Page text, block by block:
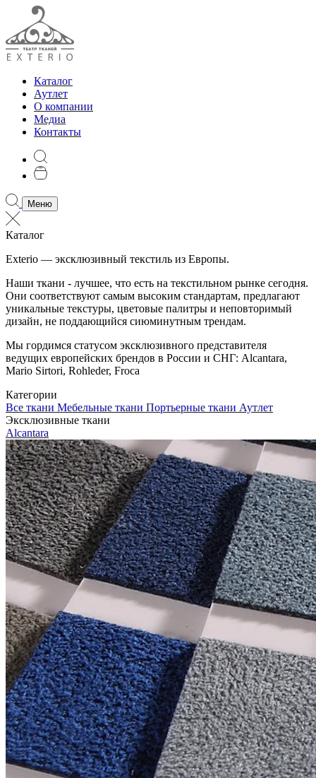
Каталог
Аутлет
О компании
Медиа
Контакты
Меню
Каталог
Exterio — эксклюзивный текстиль из Европы.
Наши ткани - лучшее, что есть на текстильном рынке сегодня.
Они соответствуют самым высоким стандартам, предлагают
уникальные текстуры, цветовые палитры и неповторимый
дизайн, не поддающийся сиюминутным трендам.
Мы гордимся статусом эксклюзивного представителя
ведущих европейских брендов в России и СНГ: Alcantara,
Mario Sirtori, Rohleder, Froca
Категории
Все ткани Мебельные ткани Портьерные ткани Аутлет
Эксклюзивные ткани
Alcantara